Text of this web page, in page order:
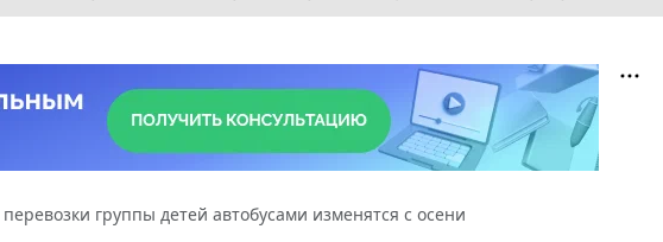
группы детей автобусами изменятся с осени